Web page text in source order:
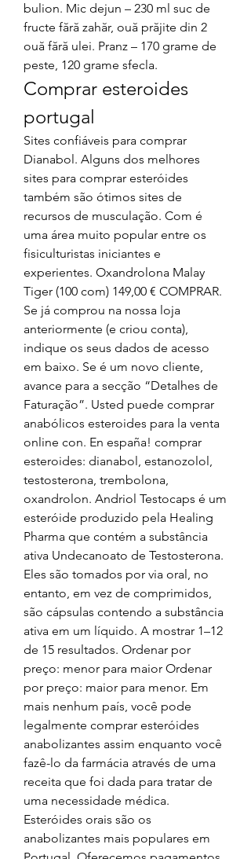
bulion. Mic dejun – 230 ml suc de
fructe fără zahăr, ouă prăjite din 2
ouă fără ulei. Pranz – 170 grame de
peste, 120 grame sfecla.
Comprar esteroides
portugal
Sites confiáveis para comprar
Dianabol. Alguns dos melhores
sites para comprar esteróides
também são ótimos sites de
recursos de musculação. Com é
uma área muito popular entre os
fisiculturistas iniciantes e
experientes. Oxandrolona Malay
Tiger (100 com) 149,00 € COMPRAR.
Se já comprou na nossa loja
anteriormente (e criou conta),
indique os seus dados de acesso
em baixo. Se é um novo cliente,
avance para a secção “Detalhes de
Faturação”. Usted puede comprar
anabólicos esteroides para la venta
online con. En españa! comprar
esteroides: dianabol, estanozolol,
testosterona, trembolona,
oxandrolon. Andriol Testocaps é um
esteróide produzido pela Healing
Pharma que contém a substância
ativa Undecanoato de Testosterona.
Eles são tomados por via oral, no
entanto, em vez de comprimidos,
são cápsulas contendo a substância
ativa em um líquido. A mostrar 1–12
de 15 resultados. Ordenar por
preço: menor para maior Ordenar
por preço: maior para menor. Em
mais nenhum país, você pode
legalmente comprar esteróides
anabolizantes assim enquanto você
fazê-lo da farmácia através de uma
receita que foi dada para tratar de
uma necessidade médica.
Esteróides orais são os
anabolizantes mais populares em